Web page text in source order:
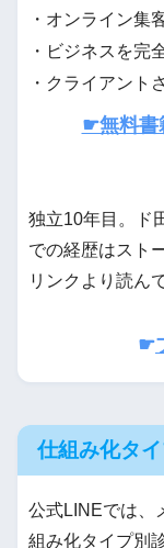
・オンライン集
・ビジネスを完
・クライアント
☛無料書
独立10年目。ド
での経歴はスト
リンクより読ん
☛
仕組み化タ
公式LINEでは、
組み化タイプ別